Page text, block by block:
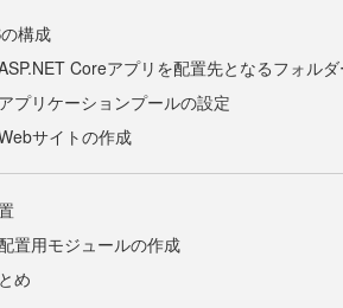
構成
Coreアプリを配置先となるフォル
アプリケーションプールの設定
サイトの作成
置用モジュールの作成
め